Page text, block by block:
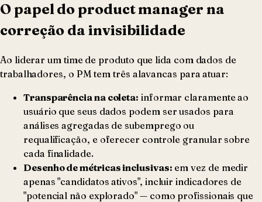
O papel do product manager na
correção da invisibilidade
Ao liderar um time de produto que lida com dados de
trabalhadores, o PM tem três alavancas para atuar:
Transparência na coleta: informar claramente ao
usuário que seus dados podem ser usados para
análises agregadas de subemprego ou
requalificação, e oferecer controle granular sobre
cada finalidade.
Desenho de métricas inclusivas: em vez de medir
apenas "candidatos ativos", incluir indicadores de
"potencial não explorado" — como profissionais que